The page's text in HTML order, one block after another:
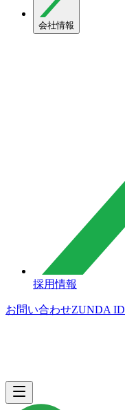
会社情報
採用情報
お問い合わせZUNDA ID